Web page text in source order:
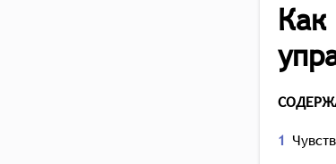
Как
1